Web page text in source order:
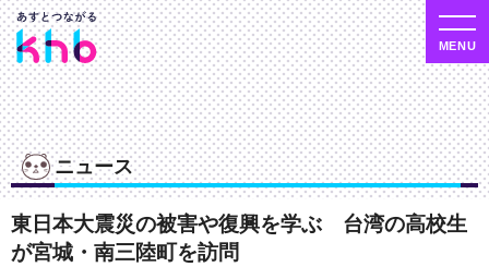
ニュース
東日本大震災の被害や復興を学ぶ 台湾の高校生
が宮城・南三陸町を訪問